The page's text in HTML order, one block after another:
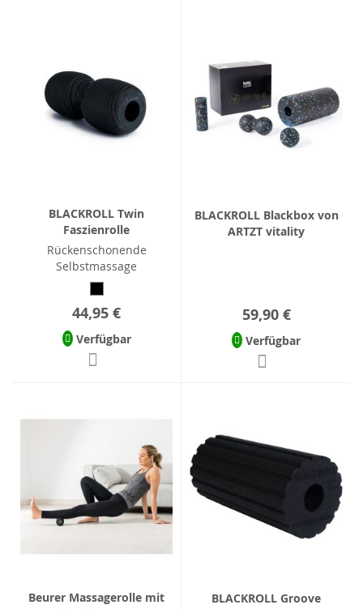
BLACKROLL Twin
Faszienrolle
Rückenschonende
Selbstmassage
44,95 €
Verfügbar
BLACKROLL Blackbox von
ARTZT vitality
59,90 €
Verfügbar
Beurer Massagerolle mit
BLACKROLL Groove